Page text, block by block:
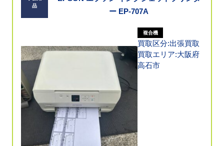
品
ー EP-707A
複合機
買取区分:出張買取
買取エリア:大阪府
高石市